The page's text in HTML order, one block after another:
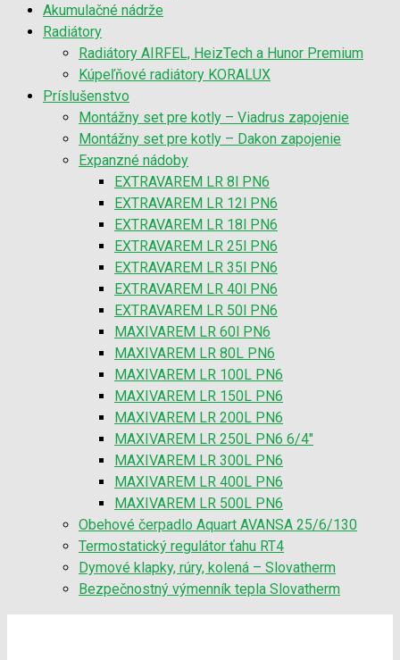
Akumulačné nádrže
Radiátory
Radiátory AIRFEL, HeizTech a Hunor Premium
Kúpeľňové radiátory KORALUX
Príslušenstvo
Montážny set pre kotly – Viadrus zapojenie
Montážny set pre kotly – Dakon zapojenie
Expanzné nádoby
EXTRAVAREM LR 8l PN6
EXTRAVAREM LR 12l PN6
EXTRAVAREM LR 18l PN6
EXTRAVAREM LR 25l PN6
EXTRAVAREM LR 35l PN6
EXTRAVAREM LR 40l PN6
EXTRAVAREM LR 50l PN6
MAXIVAREM LR 60l PN6
MAXIVAREM LR 80L PN6
MAXIVAREM LR 100L PN6
MAXIVAREM LR 150L PN6
MAXIVAREM LR 200L PN6
MAXIVAREM LR 250L PN6 6/4″
MAXIVAREM LR 300L PN6
MAXIVAREM LR 400L PN6
MAXIVAREM LR 500L PN6
Obehové čerpadlo Aquart AVANSA 25/6/130
Termostatický regulátor ťahu RT4
Dymové klapky, rúry, kolená – Slovatherm
Bezpečnostný výmenník tepla Slovatherm